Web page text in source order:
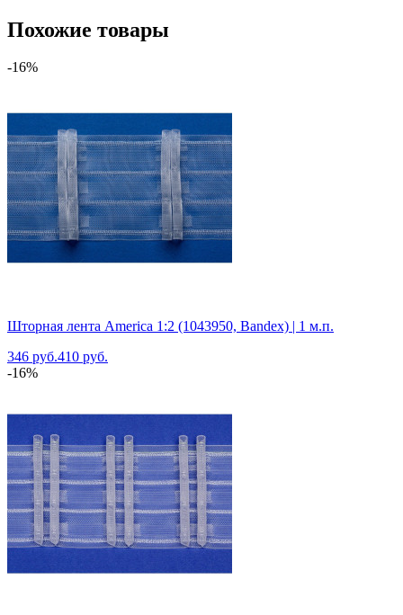
Похожие товары
-16%
Шторная лента America 1:2 (1043950, Bandex) | 1 м.п.
346 руб.410 руб.
-16%